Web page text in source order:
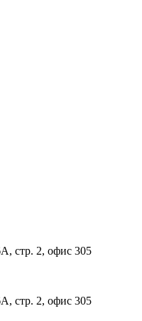
6А, стр. 2, офис 305
6А, стр. 2, офис 305